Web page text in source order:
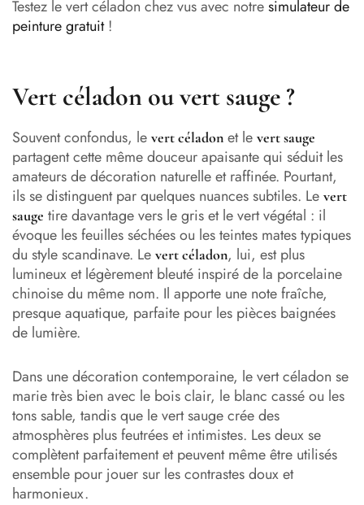
Testez le vert céladon chez vus avec notresimulateur de
peinture gratuit!
Vert céladon ou vert sauge ?
Souvent confondus, le vert céladon et le vert sauge
partagent cette même douceur apaisante qui séduit les
amateurs de décoration naturelle et raffinée. Pourtant,
ils se distinguent par quelques nuances subtiles. Le vert
sauge tire davantage vers le gris et le vert végétal : il
évoque les feuilles séchées ou les teintes mates typiques
du style scandinave. Le vert céladon, lui, est plus
lumineux et légèrement bleuté inspiré de la porcelaine
chinoise du même nom. Il apporte une note fraîche,
presque aquatique, parfaite pour les pièces baignées
de lumière.
Dans une décoration contemporaine, le vert céladon se
marie très bien avec le bois clair, le blanc cassé ou les
tons sable, tandis que le vert sauge crée des
atmosphères plus feutrées et intimistes. Les deux se
complètent parfaitement et peuvent même être utilisés
ensemble pour jouer sur les contrastes doux et
harmonieux.